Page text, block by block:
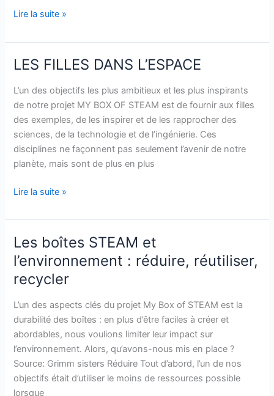
Lire la suite »
LES FILLES DANS L’ESPACE
L’un des objectifs les plus ambitieux et les plus inspirants
de notre projet MY BOX OF STEAM est de fournir aux filles
des exemples, de les inspirer et de les rapprocher des
sciences, de la technologie et de l’ingénierie. Ces
disciplines ne façonnent pas seulement l’avenir de notre
planète, mais sont de plus en plus
LES
DANS
L’ESPACE
Lire la suite »
Les boîtes STEAM et
l’environnement : réduire, réutiliser,
recycler
L’un des aspects clés du projet My Box of STEAM est la
durabilité des boîtes : en plus d’être faciles à créer et
abordables, nous voulions limiter leur impact sur
l’environnement. Alors, qu’avons-nous mis en place ?
Source: Grimm sisters Réduire Tout d’abord, l’un de nos
objectifs était d’utiliser le moins de ressources possible
lorsque
Les
boîtes
STEAM
et
l’environnement :
réduire,
réutiliser,
recycler